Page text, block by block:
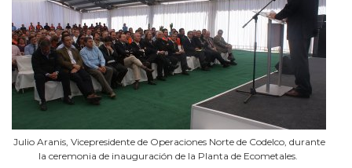
Julio Aranis, Vicepresidente de Operaciones Norte de Codelco, durante
la ceremonia de inauguración de la Planta de Ecometales.